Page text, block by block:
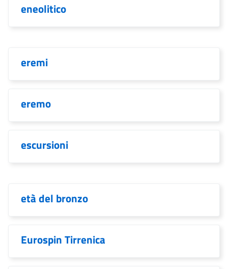
eneolitico
eremi
eremo
escursioni
età del bronzo
Eurospin Tirrenica